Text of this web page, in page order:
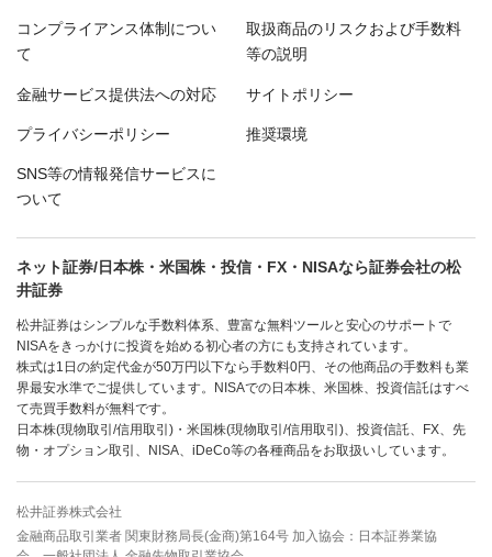
コンプライアンス体制につい
て
取扱商品のリスクおよび手数料
等の説明
金融サービス提供法への対応 サイトポリシー
プライバシーポリシー 推奨環境
SNS等の情報発信サービスに
ついて
ネット証券/日本株・米国株・投信・FX・NISAなら証券会社の松
井証券
松井証券はシンプルな手数料体系、豊富な無料ツールと安心のサポートで
NISAをきっかけに投資を始める初心者の方にも支持されています。
株式は1日の約定代金が50万円以下なら手数料0円、その他商品の手数料も業
界最安水準でご提供しています。NISAでの日本株、米国株、投資信託はすべ
て売買手数料が無料です。
日本株(現物取引/信用取引)・米国株(現物取引/信用取引)、投資信託、FX、先
物・オプション取引、NISA、iDeCo等の各種商品をお取扱いしています。
松井証券株式会社
金融商品取引業者 関東財務局長(金商)第164号 加入協会：日本証券業協